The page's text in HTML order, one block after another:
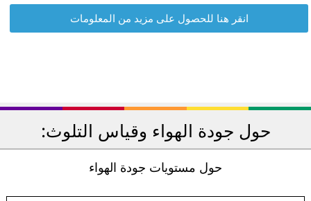
انقر هنا للحصول على مزيد من المعلومات
حول جودة الهواء وقياس التلوث:
حول مستويات جودة الهواء